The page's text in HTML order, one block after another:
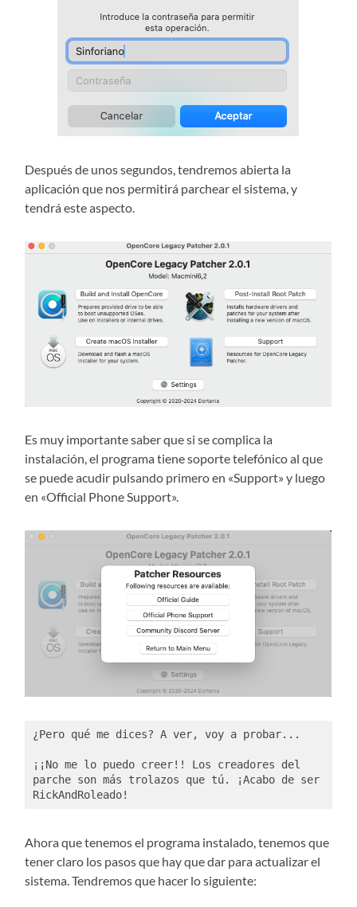
Después de unos segundos, tendremos abierta la
aplicación que nos permitirá parchear el sistema, y
tendrá este aspecto.
Es muy importante saber que si se complica la
instalación, el programa tiene soporte telefónico al que
se puede acudir pulsando primero en «Support» y luego
en «Official Phone Support».
¿Pero qué me dices? A ver, voy a probar...
¡¡No me lo puedo creer!! Los creadores del
parche son más trolazos que tú. ¡Acabo de ser
RickAndRoleado!
Ahora que tenemos el programa instalado, tenemos que
tener claro los pasos que hay que dar para actualizar el
sistema. Tendremos que hacer lo siguiente: